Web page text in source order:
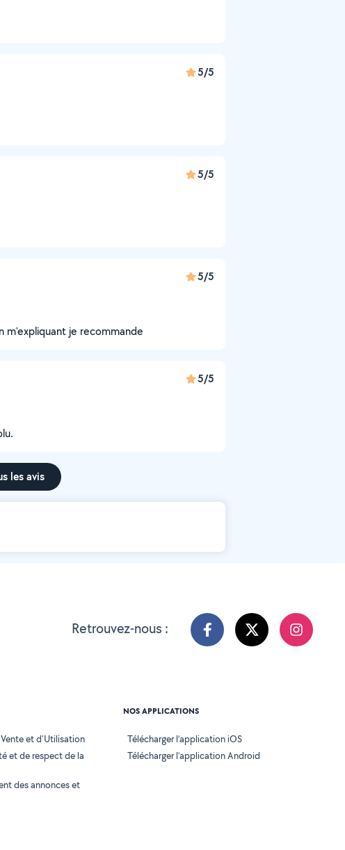
5/5
5/5
5/5
m'expliquant je recommande
5/5
les avis
Retrouvez-nous :
et d'Utilisation
et de respect de la
des annonces et
NOS APPLICATIONS
Télécharger l’application iOS
Télécharger l’application Android